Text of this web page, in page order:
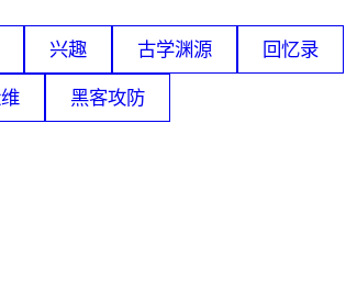
兴趣 古学渊源 回忆录
黑客攻防